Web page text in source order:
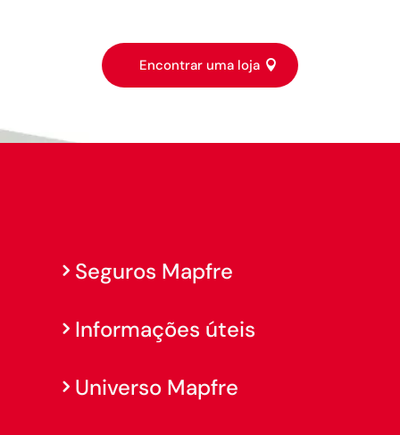
Encontrar uma loja
Seguros Mapfre
Informações úteis
Universo Mapfre